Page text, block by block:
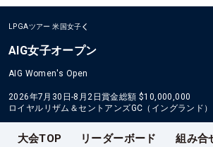
LPGAツアー 米国女子
AIG女子オープン
AIG Women's Open
2026年7月30日-8月2日賞金総額 $10,000,000
ロイヤルリザム＆セントアンズGC（イングランド）
大会TOP リーダーボード 組み合